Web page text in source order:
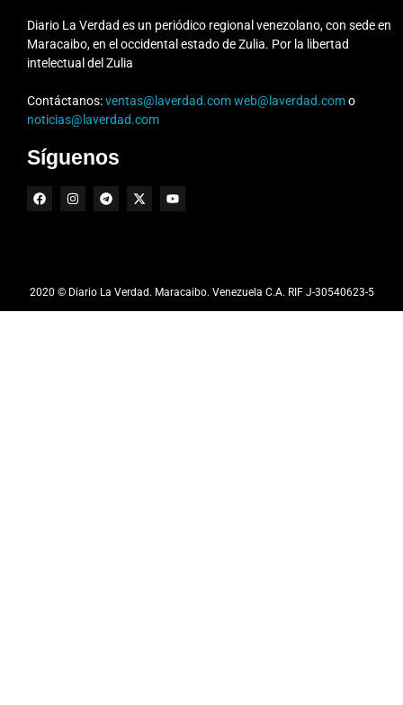
Diario La Verdad es un periódico regional venezolano, con sede en
Maracaibo, en el occidental estado de Zulia. Por la libertad
intelectual del Zulia
Contáctanos:ventas@laverdad.comweb@laverdad.como
noticias@laverdad.com
Síguenos
2020 © Diario La Verdad. Maracaibo. Venezuela C.A. RIF J-30540623-5